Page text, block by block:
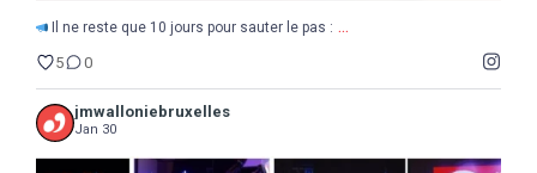
Il ne reste que 10 jours pour sauter le pas : ...
5 0
jmwalloniebruxelles
Jan 30